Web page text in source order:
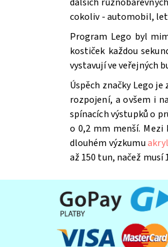
Souhlasím se
cokoliv - automobil,
Program Lego byl
kostiček každou
vystavují ve veřejných
Úspěch značky Lego
rozpojení, a ovšem i
spínacích výstupků o
o 0,2 mm menší.
dlouhém výzkumu
až 150 tun, načež